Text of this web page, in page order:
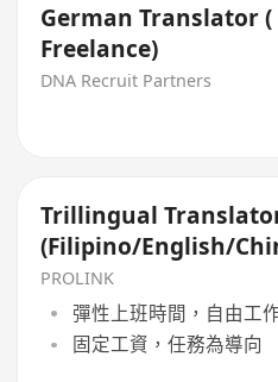
German Translator
Freelance)
DNA Recruit Partners
Trillingual
(Filipino/English/
PROLINK
彈性上班時間，自由工
固定工資，任務為導向